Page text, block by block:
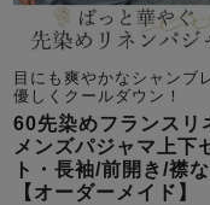
売れ筋ランキン
- Item Ranking -
目にも爽やかなシャンブ
優しくクールダウン！
60先染めフランスリ
メンズパジャマ上下
ト・長袖/前開き/襟
【オーダーメイド】